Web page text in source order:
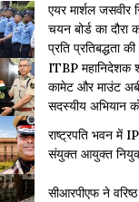
एयर मार्शल जसवीर
चयन बोर्ड का दौरा
प्रति प्रतिबद्धता
ITBP महानिदेशक
कामेट और माउंट
सदस्यीय अभियान
राष्ट्रपति भवन में
संयुक्त आयुक्त
सीआरपीएफ ने